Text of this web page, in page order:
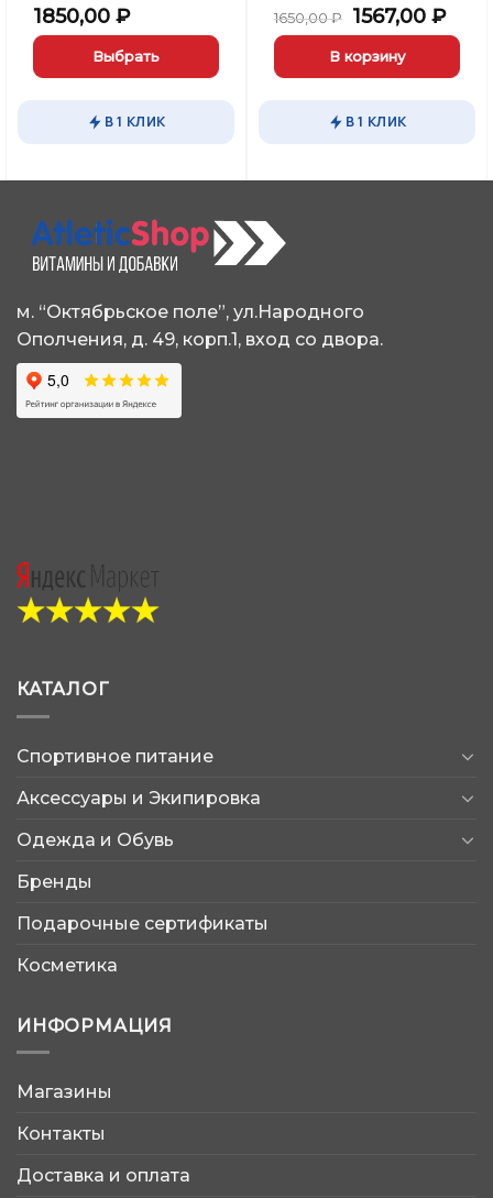
1850,00 ₽
Выбрать
вариаций.
можно
выбрать
на
товара.
В 1 КЛИК
1650,00₽
цена
составляла
1650,00 ₽.
1567,00 ₽
В корзину
В 1 КЛИК
м. “Октябрьское поле”, ул.Народного
Ополчения, д. 49, корп.1, вход со двора.
КАТАЛОГ
Спортивное питание
Аксессуары и Экипировка
Одежда и Обувь
Бренды
Подарочные сертификаты
Косметика
ИНФОРМАЦИЯ
Магазины
Контакты
Доставка и оплата